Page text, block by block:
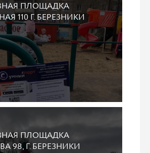
ПЛОЩАДКА
110 Г. БЕРЕЗНИКИ
ПЛОЩАДКА
98, Г. БЕРЕЗНИКИ